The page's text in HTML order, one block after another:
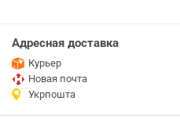
Адресная доставка
Курьер
Новая почта
Укрпошта